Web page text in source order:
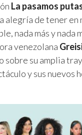
La pasamos
alegría de tener en
nada más y nada
venezolana
sobre su amplia
y sus nuevos